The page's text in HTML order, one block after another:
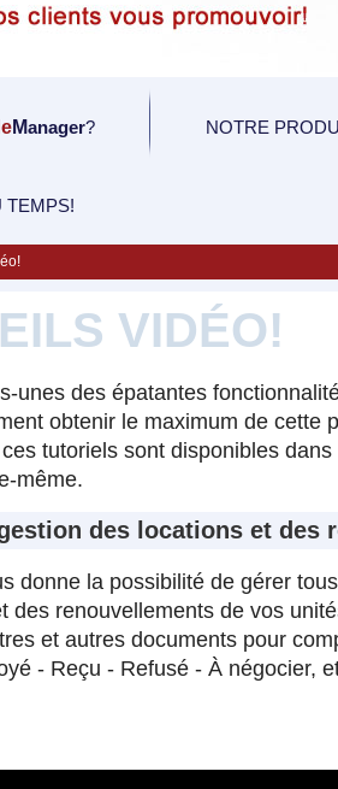
Manager? NOTRE
TEMPS!
VIDÉO!
unes des épatantes
obtenir le maximum de cette
tutoriels sont disponibles
même.
des locations et des
donne la possibilité de gérer
des renouvellements de vos
et autres documents pour
- Reçu - Refusé - À négocier,